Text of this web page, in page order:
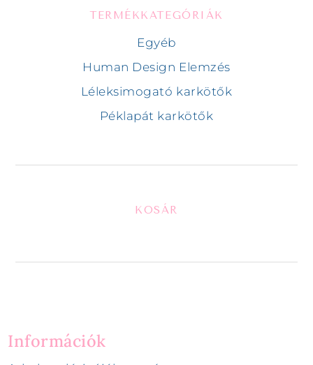
TERMÉKKATEGÓRIÁK
Egyéb
Human Design Elemzés
Léleksimogató karkötők
Péklapát karkötők
KOSÁR
Információk